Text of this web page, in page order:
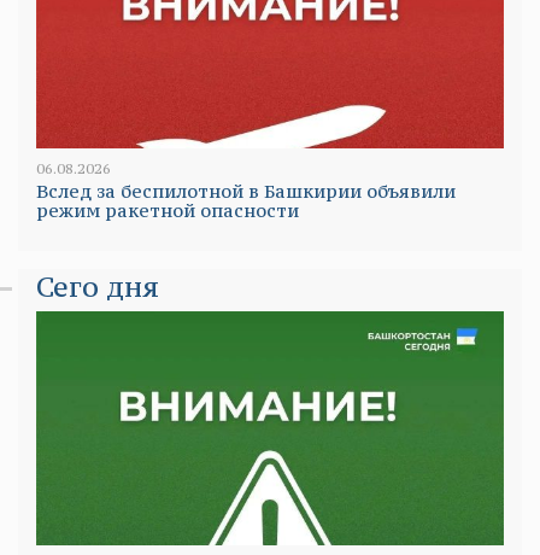
06.08.2026
Вслед за беспилотной в Башкирии объявили
режим ракетной опасности
Сего дня